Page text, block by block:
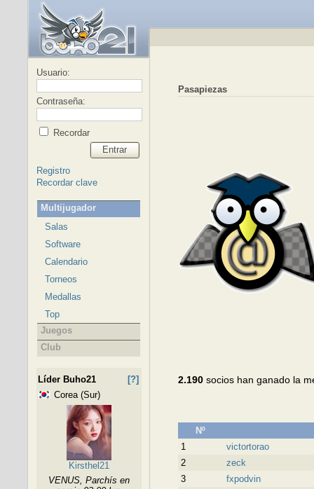
Usuario:
Contraseña:
Recordar
Entrar
Registro
Recordar clave
Multijugador
Salas
Software
Calendario
Torneos
Medallas
Top
Juegos
Club
Líder Buho21
[?]
Corea (Sur)
Kirsthel21
VENUS, Parchís en
Pasapiezas
2.190socios han ganado la
Nº
1
victortorao
2
zeck
3
fxpodvin